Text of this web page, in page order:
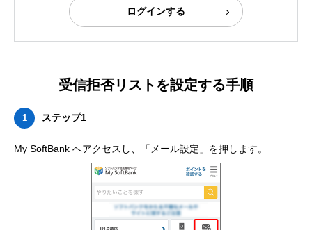
ログインする
受信拒否リストを設定する手順
1 ステップ1
My SoftBank へアクセスし、「メール設定」を押します。